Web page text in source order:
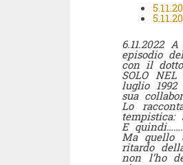
6.11.2022
episodio
con il
SOLO
luglio
sua
Lo
E
Ma quello
ritardo
non l’ho